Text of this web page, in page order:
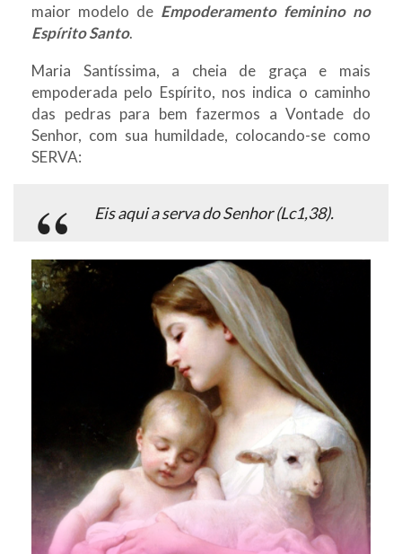
maior modelo de Empoderamento feminino no
Espírito Santo.
Maria Santíssima, a cheia de graça e mais
empoderada pelo Espírito, nos indica o caminho
das pedras para bem fazermos a Vontade do
Senhor, com sua humildade, colocando-se como
SERVA:
Eis aqui a serva do Senhor (Lc1,38).